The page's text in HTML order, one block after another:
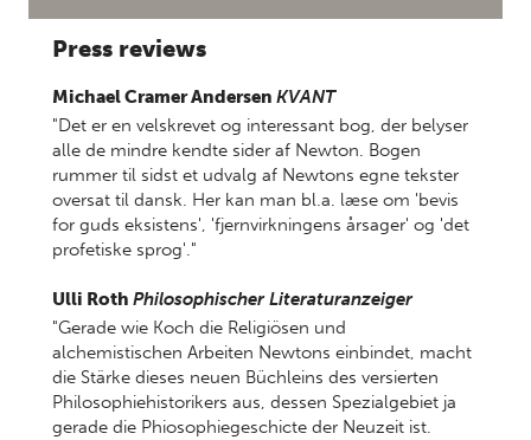
Press reviews
Michael Cramer Andersen KVANT
"Det er en velskrevet og interessant bog, der belyser
alle de mindre kendte sider af Newton. Bogen
rummer til sidst et udvalg af Newtons egne tekster
oversat til dansk. Her kan man bl.a. læse om 'bevis
for guds eksistens', 'fjernvirkningens årsager' og 'det
profetiske sprog'."
Ulli Roth Philosophischer Literaturanzeiger
"Gerade wie Koch die Religiösen und
alchemistischen Arbeiten Newtons einbindet, macht
die Stärke dieses neuen Büchleins des versierten
Philosophiehistorikers aus, dessen Spezialgebiet ja
gerade die Phiosophiegeschicte der Neuzeit ist.